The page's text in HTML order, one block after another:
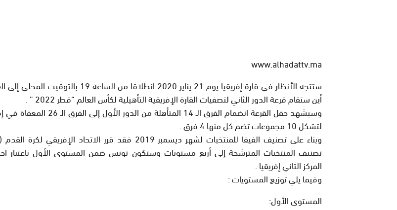
www.alhadattv.ma
ستتجه الأنظار في قارة إفريقيا يوم 21 يناير 2020 انطلاقا من الساعة 19
أين ستقام قرعة الدور الثاني لتصفيات القارة الإفريقية التأهيلية لكأس العالم “قطر 2022 ” .
وسيشهد حفل القرعة انضمام الفرق الـ 14 المتأهلة من الدور الأول
لتشكل 10 مجموعات تضم كل منها 4 فرق .
وبناء على تصنيف الفيفا للمنتخبات لشهر ديسمبر 2019 فقد قرر الاتحاد الإفريقي
تصنيف المنتخبات المترشحة إلى أربع مستويات وستكون تونس ضمن المستوى الأول باعتبار
المركز الثاني إفريقيا .
وفيما يلي توزيع المستويات :
المستوى الأول: